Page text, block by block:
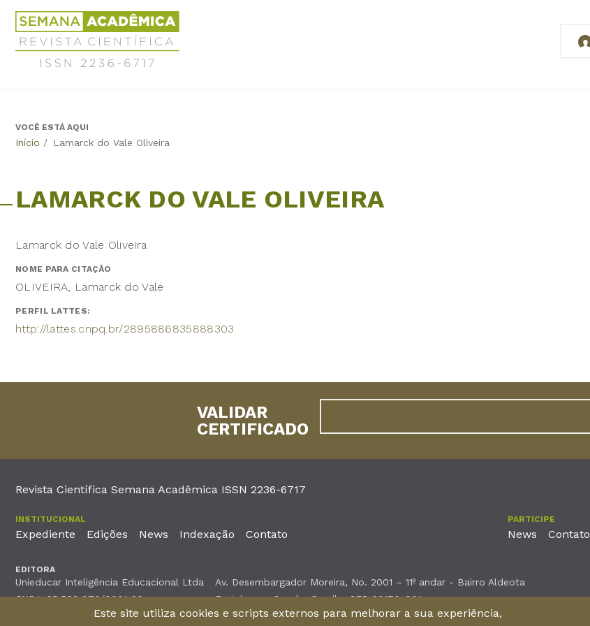
Jump
navigation
Revista
Científica
Semana
Acadêmica
6717
BackVOCÊ ESTÁ AQUI
Início / Lamarck do Vale Oliveira
LAMARCK DO VALE OLIVEIRA
Lamarck do Vale Oliveira
NOME PARA CITAÇÃO
OLIVEIRA, Lamarck do Vale
PERFIL LATTES:
http://lattes.cnpq.br/2895886835888303
VALIDAR
CERTIFICADO
Revista Científica Semana Acadêmica ISSN 2236-6717
INSTITUCIONAL
Expediente Edições News Indexação Contato
PARTICIPE
News Contato
EDITORA
Unieducar Inteligência Educacional Ltda
CNPJ: 05.569.970/0001-26
Av. Desembargador Moreira, No. 2001 – 11º andar - Bairro Aldeota
Fortaleza – Ceará - Brasil - CEP 60170-001
Este site utiliza cookies e scripts externos para melhorar a sua experiência,